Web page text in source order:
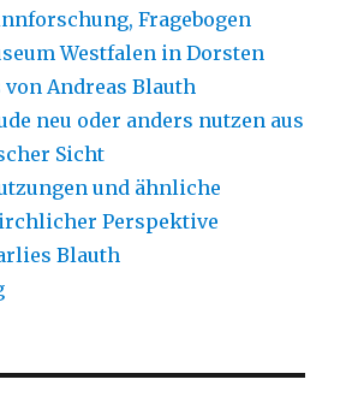
Fragebogen
Westfalen in Dorsten
Andreas Blauth
neu oder anders nutzen aus
Sicht
und ähnliche
Perspektive
Blauth